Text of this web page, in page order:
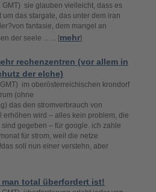
GMT) sie glauben vielleicht, dass es
das stargate, das unter dem iran
fantasie, dem mangel an
der seele ... ... [mehr]
rechenzentren (vor allem in
der elche)
im oberösterreichischen krondorf
(ohne
das den stromverbrauch von
erhöhen wird – alles kein problem, die
gegeben – für google. ich zahle
für strom, weil die netze
soll nun einer verstehn, aber
total überfordert ist!